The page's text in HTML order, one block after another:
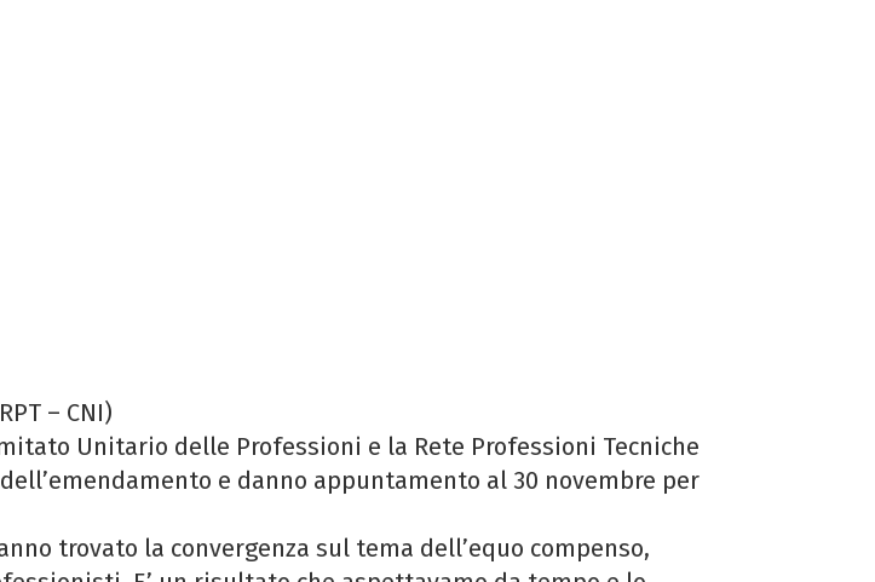
– CNI)
Unitario delle Professioni e la Rete Professioni Tecniche
e danno appuntamento al 30 novembre per
trovato la convergenza sul tema dell’equo compenso,